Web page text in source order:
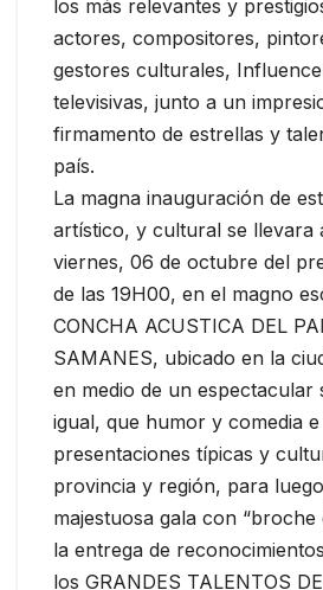
los más relevantes y
actores, compositores,
gestores culturales,
televisivas, junto a un
firmamento de estrellas y
país.
La magna inauguración de
artístico, y cultural se llevara
viernes, 06 de octubre del
de las 19H00, en el magno
CONCHA ACUSTICA DEL
SAMANES, ubicado en la
en medio de un espectacular
igual, que humor y comedia
presentaciones típicas y
provincia y región, para
majestuosa gala con
la entrega de
los GRANDES TALENTOS